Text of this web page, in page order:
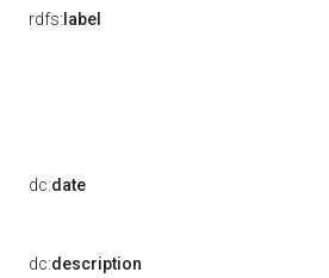
rdfs: label
dc:date
dc:description